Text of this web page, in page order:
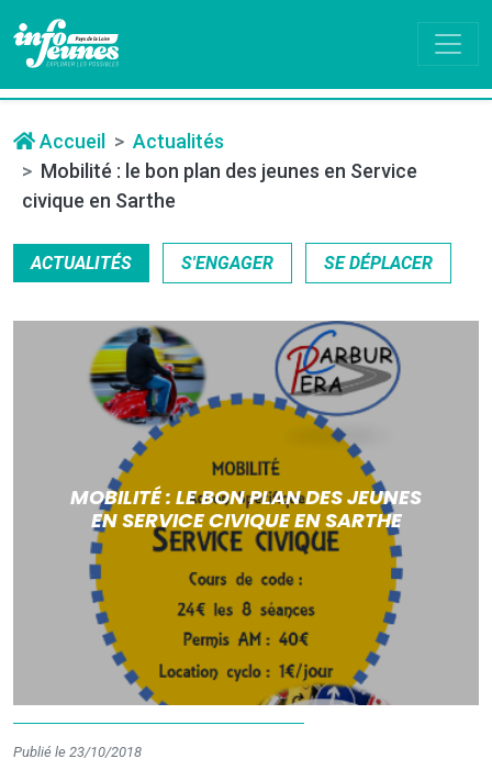
Accueil
Actualités
Mobilité : le bon plan des jeunes en Service
civique en Sarthe
ACTUALITÉS S'ENGAGER SE DÉPLACER
MOBILITÉ : LE BON PLAN DES JEUNES
EN SERVICE CIVIQUE EN SARTHE
Publié le 23/10/2018